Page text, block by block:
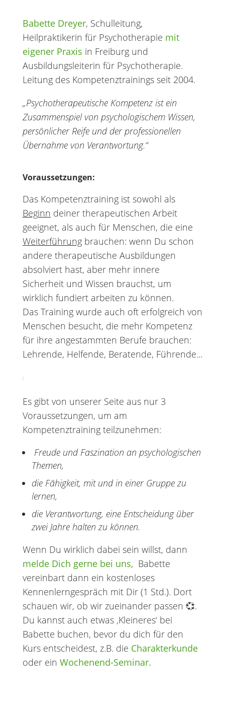
Babette Dreyer, Schulleitung,
Heilpraktikerin für Psychotherapie mit
eigener Praxis in Freiburg und
Ausbildungsleiterin für Psychotherapie.
Leitung des Kompetenztrainings seit 2004.
„Psychotherapeutische Kompetenz ist ein
Zusammenspiel von psychologischem Wissen,
persönlicher Reife und der professionellen
Übernahme von Verantwortung.“
Voraussetzungen:
Das Kompetenztraining ist sowohl als
Beginn deiner therapeutischen Arbeit
geeignet, als auch für Menschen, die eine
Weiterführungbrauchen: wenn Du schon
andere therapeutische Ausbildungen
absolviert hast, aber mehr innere
Sicherheit und Wissen brauchst, um
wirklich fundiert arbeiten zu können.
Das Training wurde auch oft erfolgreich von
Menschen besucht, die mehr Kompetenz
für ihre angestammten Berufe brauchen:
Lehrende, Helfende, Beratende, Führende...
Es gibt von unserer Seite aus nur 3
Voraussetzungen, um am
Kompetenztraining teilzunehmen:
Freude und Faszination an psychologischen
Themen,
die Fähigkeit, mit und in einer Gruppe zu
lernen,
die Verantwortung, eine Entscheidung über
zwei Jahre halten zu können.
Wenn Du wirklich dabei sein willst, dann
melde Dich gerne bei uns, Babette
vereinbart dann ein kostenloses
Kennenlerngespräch mit Dir (1 Std.). Dort
schauen wir, ob wir zueinander passen 💞.
Du kannst auch etwas ‚Kleineres‘ bei
Babette buchen, bevor du dich für den
Kurs entscheidest, z.B. die Charakterkunde
oder ein Wochenend-Seminar.